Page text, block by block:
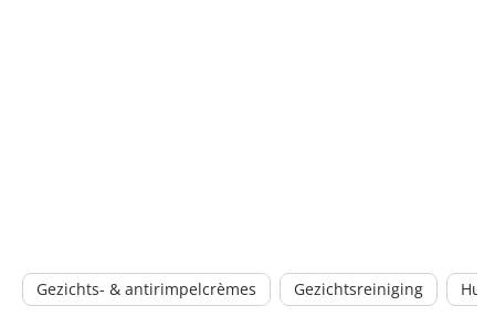
Gezichts- & antirimpelcrèmes Gezichtsreiniging